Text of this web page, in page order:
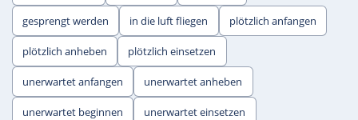
gesprengt werden in die luft fliegen plötzlich anfangen
plötzlich anheben plötzlich einsetzen
unerwartet anfangen unerwartet anheben
unerwartet beginnen unerwartet einsetzen